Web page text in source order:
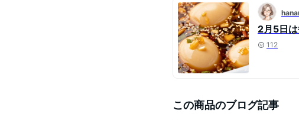
2月5日
112
この商品のブログ記事